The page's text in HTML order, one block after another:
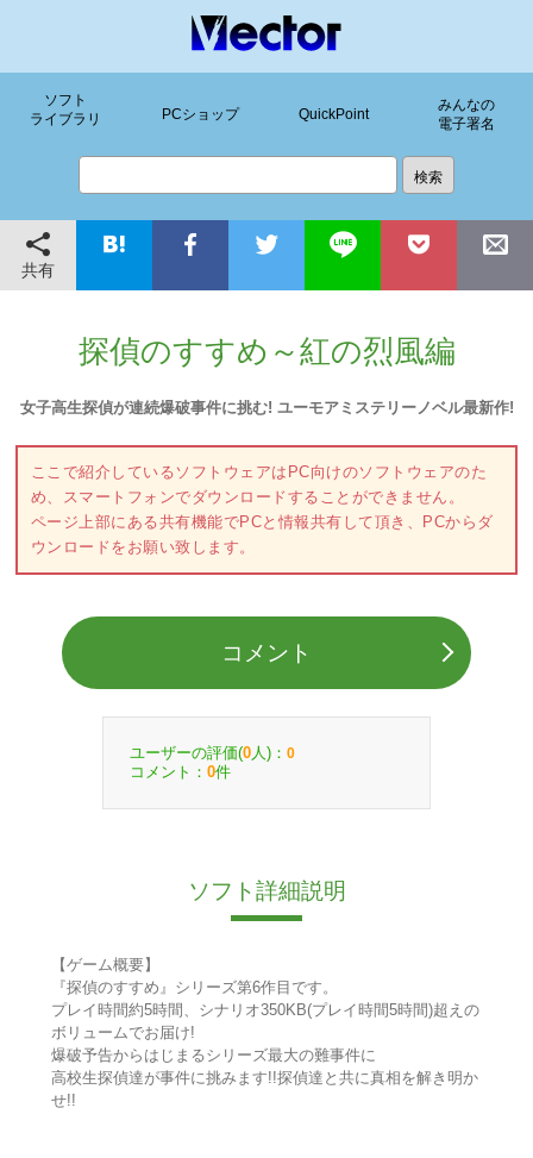
ソフト
ライブラリ
PCショップ QuickPoint
みんなの
電子署名
共有
探偵のすすめ～紅の烈風編
女子高生探偵が連続爆破事件に挑む! ユーモアミステリーノベル最新作!
ここで紹介しているソフトウェアはPC向けのソフトウェアのた
め、スマートフォンでダウンロードすることができません。
ページ上部にある共有機能でPCと情報共有して頂き、PCからダ
ウンロードをお願い致します。
コメント
ユーザーの評価(0 人)： 0
コメント： 0件
ソフト詳細説明
【ゲーム概要】
『探偵のすすめ』シリーズ第6作目です。
プレイ時間約5時間、シナリオ350KB(プレイ時間5時間)超えの
ボリュームでお届け!
爆破予告からはじまるシリーズ最大の難事件に
高校生探偵達が事件に挑みます!!探偵達と共に真相を解き明か
せ!!